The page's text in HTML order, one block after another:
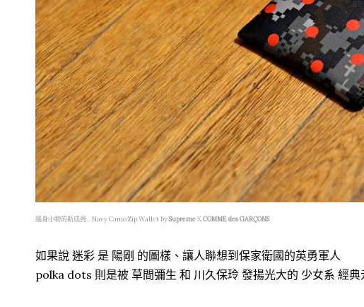
隨身小物的新成員... Navy Camo Zip Wallet bySupremeXCOMME des GARÇONS
如果說 迷彩 是 陽剛 的圖樣、讓人聯想到保家衛國的英勇軍人
polka dots 則是被 草間彌生 和 川久保玲 發揚光大的 少女系 經典